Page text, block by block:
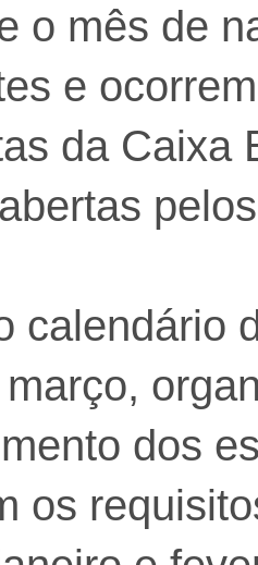
o mês de
e
da Caixa
calendário
dos
os